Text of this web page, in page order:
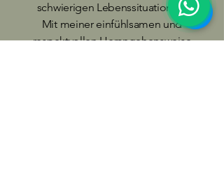
schwierigen Lebenssituationen.
Mit meiner einfühlsamen und
respektvollen Herangehensweise